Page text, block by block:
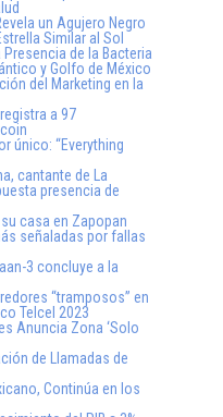
un Agujero Negro
Similar al Sol
de la Bacteria
y Golfo de México
del Marketing en la
a 97
único: “Everything
cantante de La
presencia de
casa en Zapopan
señaladas por fallas
3 concluye a la
“tramposos” en
Telcel 2023
Anuncia Zona ‘Solo
de Llamadas de
Continúa en los